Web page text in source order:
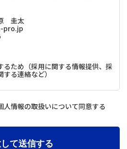
圭太
pro.jp
るため（採用に関する情報提供、採
る連絡など）
ついて
による場合を除いて第三者に提供す
の全部又は、一部を委託することが
人情報の取扱いについて同意する
して送信する